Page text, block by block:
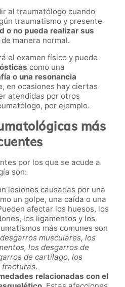
al traumatólogo cuando
traumatismo y presente
o no pueda realizar sus
de manera normal.
el examen físico y puede
como una
o una resonancia
en ocasiones hay ciertas
atendidas por otros
por ejemplo.
más
por los que se acude a
son:
lesiones causadas por una
un golpe, una caída o una
afectar los huesos, los
los ligamentos y los
más comunes son
musculares, los
los desgarros de
de cartílago, los
fracturas.
relacionadas con el